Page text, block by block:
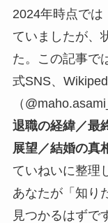
2024年時点では
ていましたが、
た。この記事で
式SNS、
（
退職の経緯／最
展望／結婚の真
ていねいに整理
あなたが「知り
見つかるはずで